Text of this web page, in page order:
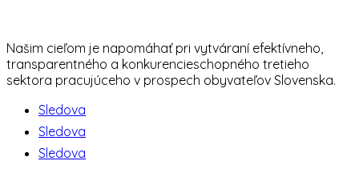
Našim cieľom je napomáhať pri vytváraní efektívneho,
transparentného a konkurencieschopného tretieho
sektora pracujúceho v prospech obyvateľov Slovenska.
Sledova
Sledova
Sledova